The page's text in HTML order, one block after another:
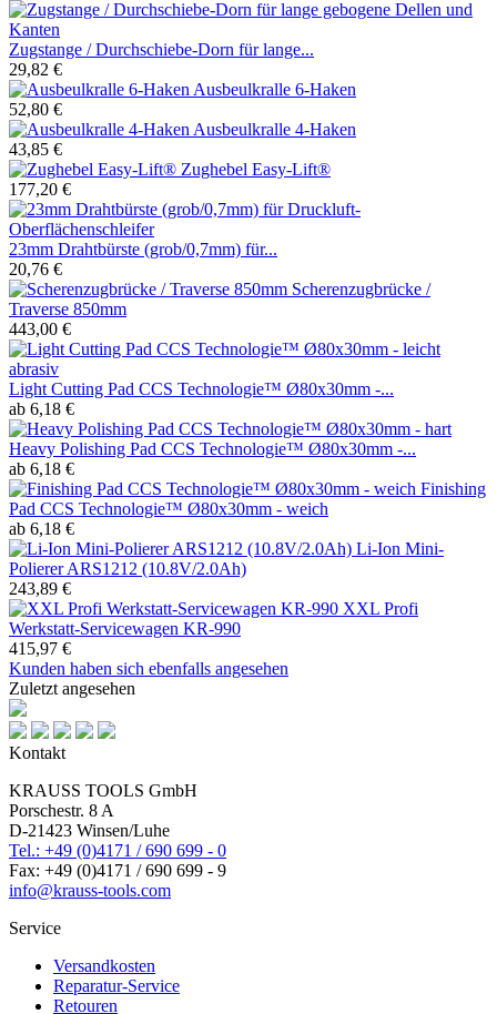
Zugstange / Durchschiebe-Dorn für lange...
29,82 €
Ausbeulkralle 6-Haken
52,80 €
Ausbeulkralle 4-Haken
43,85 €
Zughebel Easy-Lift®
177,20 €
23mm Drahtbürste (grob/0,7mm) für...
20,76 €
Scherenzugbrücke /
Traverse 850mm
443,00 €
Light Cutting Pad CCS Technologie™ Ø80x30mm -...
ab 6,18 €
Heavy Polishing Pad CCS Technologie™ Ø80x30mm -...
ab 6,18 €
Finishing
Pad CCS Technologie™ Ø80x30mm - weich
ab 6,18 €
Li-Ion Mini-
Polierer ARS1212 (10.8V/2.0Ah)
243,89 €
XXL Profi
Werkstatt-Servicewagen KR-990
415,97 €
Kunden haben sich ebenfalls angesehen
Zuletzt angesehen
Kontakt
KRAUSS TOOLS GmbH
Porschestr. 8 A
D-21423 Winsen/Luhe
Tel.: +49 (0)4171 / 690 699 - 0
Fax: +49 (0)4171 / 690 699 - 9
info@krauss-tools.com
Service
Versandkosten
Reparatur-Service
Retouren